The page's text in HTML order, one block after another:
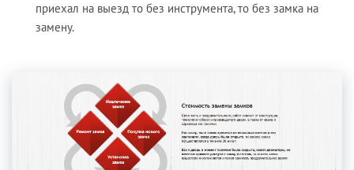
приехал на выезд то без инструмента, то без замка на
замену.